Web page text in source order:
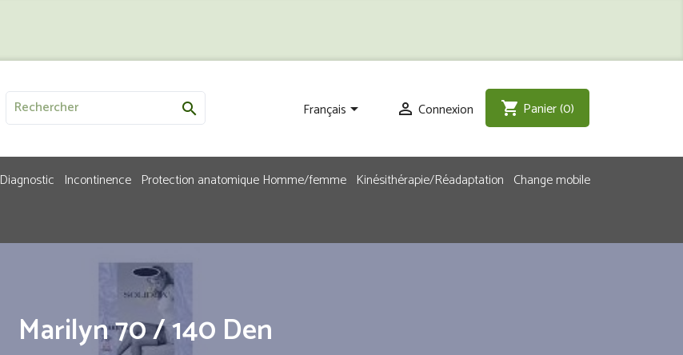
 Français  Connexion shopping_cart Panier(0)
Diagnostic Incontinence Protection anatomique Homme/femme Kinésithérapie/Réadaptation Change mobile
Marilyn 70 / 140 Den